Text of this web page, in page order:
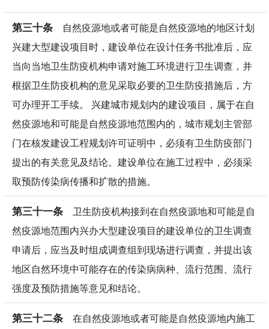
第三十条 自然疫源地或者可能是自然疫源地的地区计划
兴建大型建设项目时，建设单位在设计任务书批准后，应
当向当地卫生防疫机构申请对施工环境进行卫生调查，并
根据卫生防疫机构的意见采取必要的卫生防疫措施后，方
可办理开工手续。 兴建城市规划内的建设项目，属于在自
然疫源地和可能是自然疫源地范围内的，城市规划主管部
门在核发建设工程规划许可证明中，必须有卫生防疫部门
提出的有关意见及结论。建设单位在施工过程中，必须采
取预防传染病传播和扩散的措施。
第三十一条 卫生防疫机构接到在自然疫源地和可能是自
然疫源地范围内兴办大型建设项目的建设单位的卫生调查
申请后，应当及时组成调查组到现场进行调查，并提出该
地区自然环境中可能存在的传染病病种、流行范围、流行
强度及预防措施等意见和结论。
第三十二条 在自然疫源地或者可能是自然疫源地内施工